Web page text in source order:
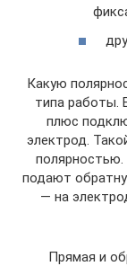
Какую
типа работы.
плюс
электрод.
полярностью.
подают
— на
Прямая и